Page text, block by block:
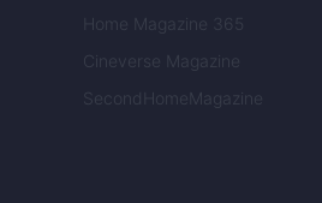
Home Magazine 365
Cineverse Magazine
SecondHomeMagazine